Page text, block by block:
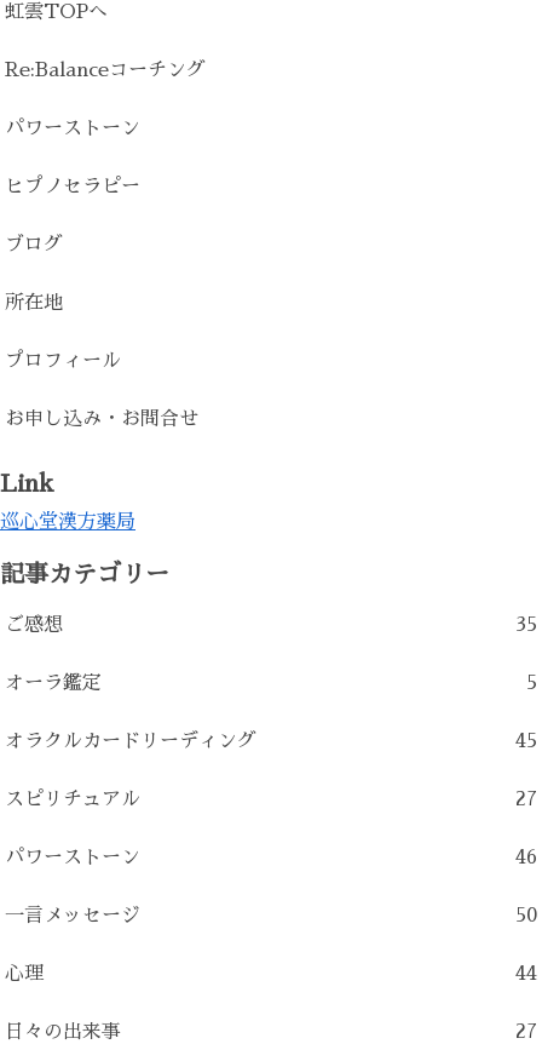
虹雲TOPへ
Re:Balanceコーチング
パワーストーン
ヒプノセラピー
ブログ
所在地
プロフィール
お申し込み・お問合せ
Link
巡心堂漢方薬局
記事カテゴリー
ご感想 35
オーラ鑑定 5
オラクルカードリーディング 45
スピリチュアル 27
パワーストーン 46
一言メッセージ 50
心理 44
日々の出来事 27